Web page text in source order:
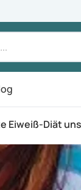
Eiweiß-Diät